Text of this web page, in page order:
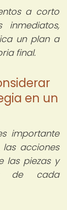
a corto
un plan a
final.
en un
importante
acciones
las piezas y
de cada